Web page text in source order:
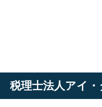
税理士法人アイ